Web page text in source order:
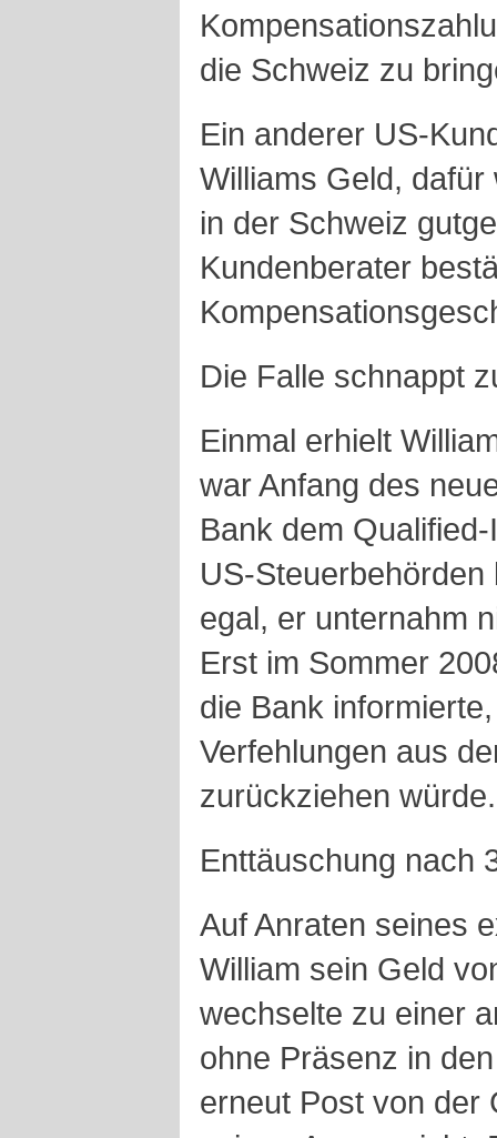
die Schweiz zu
Ein anderer US-
Williams Geld,
in der Schweiz
Kundenberater
Die Falle schnappt
Einmal erhielt
war Anfang des
Bank dem
US-
egal, er unternahm
Erst im Sommer
die Bank
Verfehlungen aus
zurückziehen würde.
Enttäuschung nach
Auf Anraten seines
William sein Geld
wechselte zu einer
ohne Präsenz in
erneut Post von der